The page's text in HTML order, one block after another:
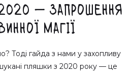
— запрошення
магії
Тоді гайда з нами у захопливу
пляшки з 2020 року — це